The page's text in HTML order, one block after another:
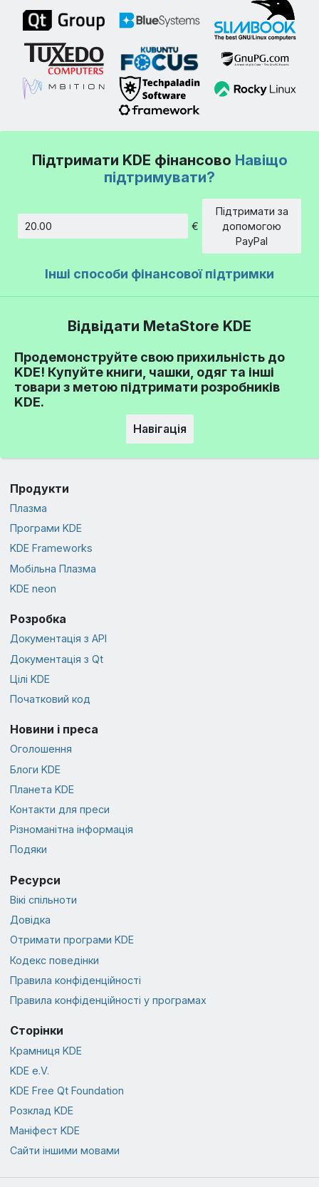
Підтримати KDE фінансово Навіщо
підтримувати?
€
Підтримати за
допомогою
PayPal
Інші способи фінансової підтримки
Відвідати MetaStore KDE
Продемонструйте свою прихильність до
KDE! Купуйте книги, чашки, одяг та інші
товари з метою підтримати розробників
KDE.
Навігація
Продукти
Плазма
Програми KDE
KDE Frameworks
Мобільна Плазма
KDE neon
Розробка
Документація з API
Документація з Qt
Цілі KDE
Початковий код
Новини і преса
Оголошення
Блоги KDE
Планета KDE
Контакти для преси
Різноманітна інформація
Подяки
Ресурси
Вікі спільноти
Довідка
Отримати програми KDE
Кодекс поведінки
Правила конфіденційності
Правила конфіденційності у програмах
Сторінки
Крамниця KDE
KDE e.V.
KDE Free Qt Foundation
Розклад KDE
Маніфест KDE
Сайти іншими мовами